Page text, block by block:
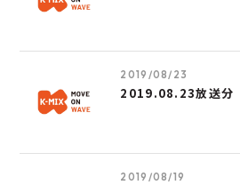
2019/08/23
2019.08.23放送分
2019/08/19